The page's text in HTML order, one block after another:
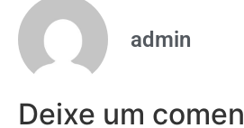
admin
Deixe um